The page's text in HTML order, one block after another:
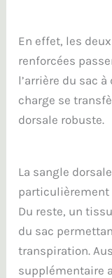
En effet, les
renforcées
l’arrière du sac
charge se
dorsale robuste.
La sangle
particulièrement
Du reste, un
du sac
transpiration.
supplémentaire